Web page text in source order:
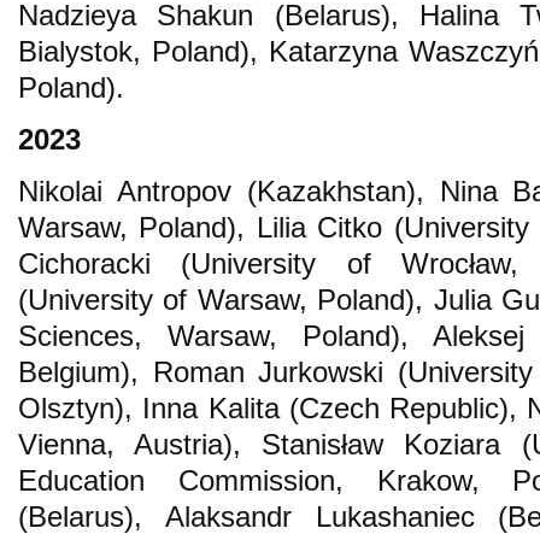
Nadzieya Shakun (Belarus), Halina
Bialystok, Poland), Katarzyna
Poland).
2023
Nikolai Antropov (Kazakhstan), Nina
Warsaw, Poland), Lilia Citko
Cichoracki (University of
(University of Warsaw, Poland), Julia
Sciences, Warsaw, Poland),
Belgium), Roman Jurkowski
Olsztyn), Inna Kalita (Czech Republic),
Vienna, Austria), Stanisław Koziara
Education Commission, Krakow,
(Belarus), Alaksandr Lukashaniec